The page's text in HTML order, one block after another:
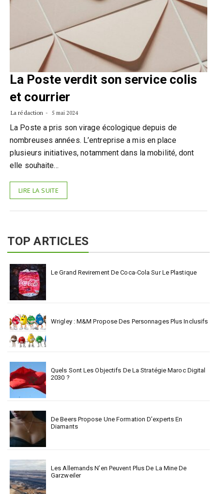
La Poste verdit son service colis
et courrier
La rédaction 5 mai 2024
La Poste a pris son virage écologique depuis de
nombreuses années. L’entreprise a mis en place
plusieurs initiatives, notamment dans la mobilité, dont
elle souhaite…
LIRE LA SUITE
TOP ARTICLES
Le Grand Revirement De Coca-Cola Sur Le Plastique
Wrigley : M&M Propose Des Personnages Plus Inclusifs
Quels Sont Les Objectifs De La Stratégie Maroc Digital
2030 ?
De Beers Propose Une Formation D’experts En
Diamants
Les Allemands N’en Peuvent Plus De La Mine De
Garzweiler